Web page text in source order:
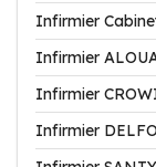
Infirmier
Infirmier
Infirmier
Infirmier